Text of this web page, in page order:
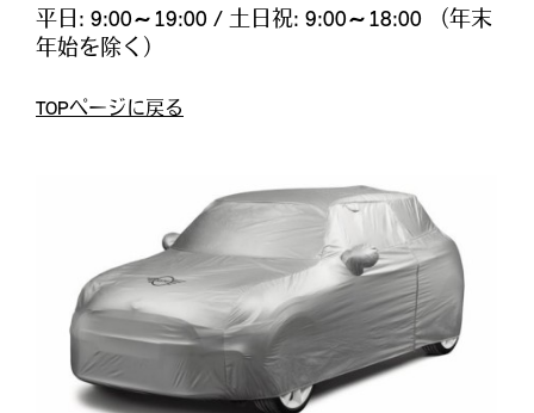
平日: 9:00～19:00 / 土日祝: 9:00～18:00 （年末
年始を除く）
TOPページに戻る